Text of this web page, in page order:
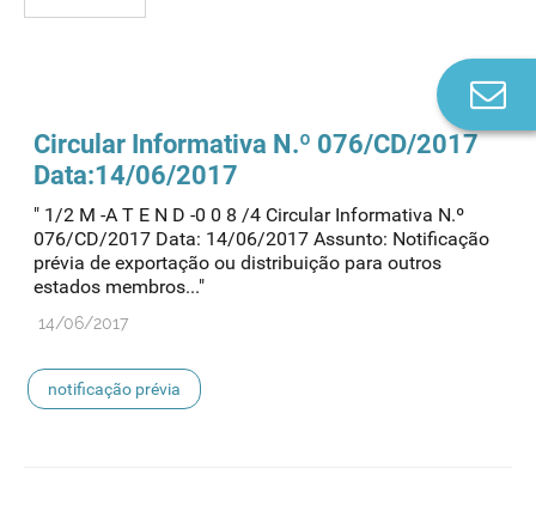
Circular Informativa N.º 076/CD/2017
Data:14/06/2017
" 1/2 M -A T E N D -0 0 8 /4 Circular Informativa N.º
076/CD/2017 Data: 14/06/2017 Assunto: Notificação
prévia de exportação ou distribuição para outros
estados membros..."
14/06/2017
notificação prévia